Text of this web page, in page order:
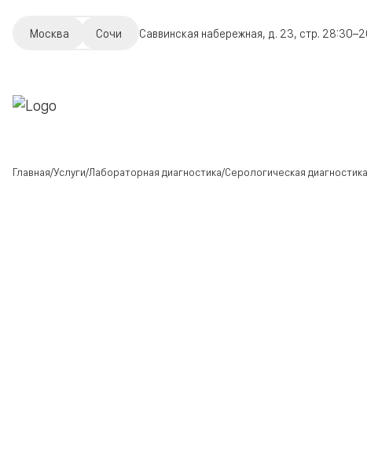
Москва Сочи Саввинская набережная, д. 23, стр. 2
Главная Услуги Лабораторная диагностика Серологическая